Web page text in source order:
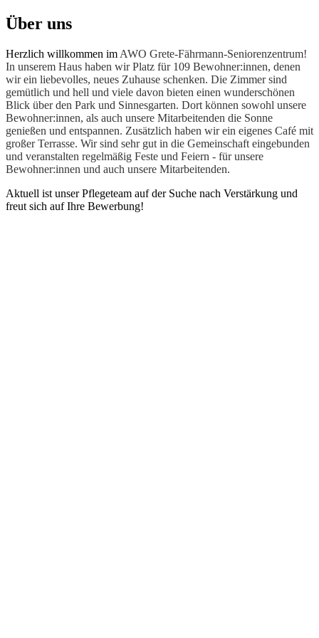
Über uns
Herzlich willkommen im AWO Grete-Fährmann-Seniorenzentrum!
In unserem Haus haben wir Platz für 109 Bewohner:innen, denen
wir ein liebevolles, neues Zuhause schenken. Die Zimmer sind
gemütlich und hell und viele davon bieten einen wunderschönen
Blick über den Park und Sinnesgarten. Dort können sowohl unsere
Bewohner:innen, als auch unsere Mitarbeitenden die Sonne
genießen und entspannen. Zusätzlich haben wir ein eigenes Café mit
großer Terrasse. Wir sind sehr gut in die Gemeinschaft eingebunden
und veranstalten regelmäßig Feste und Feiern - für unsere
Bewohner:innen und auch unsere Mitarbeitenden.
Aktuell ist unser Pflegeteam auf der Suche nach Verstärkung und
freut sich auf Ihre Bewerbung!